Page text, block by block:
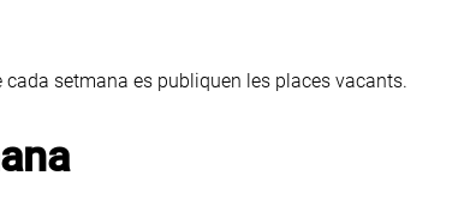
cada setmana es publiquen les places vacants.